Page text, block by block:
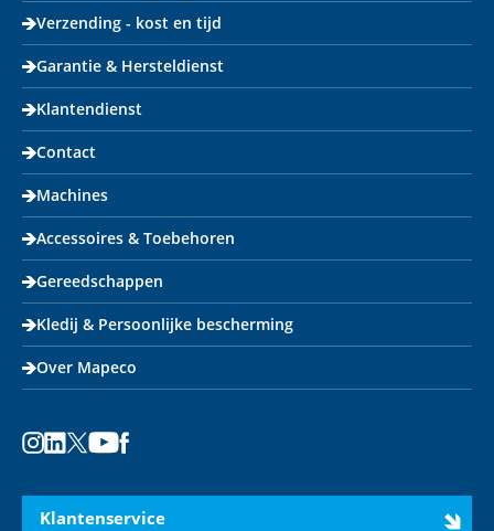
Verzending - kost en tijd
Garantie & Hersteldienst
Klantendienst
Contact
Machines
Accessoires & Toebehoren
Gereedschappen
Kledij & Persoonlijke bescherming
Over Mapeco
Klantenservice